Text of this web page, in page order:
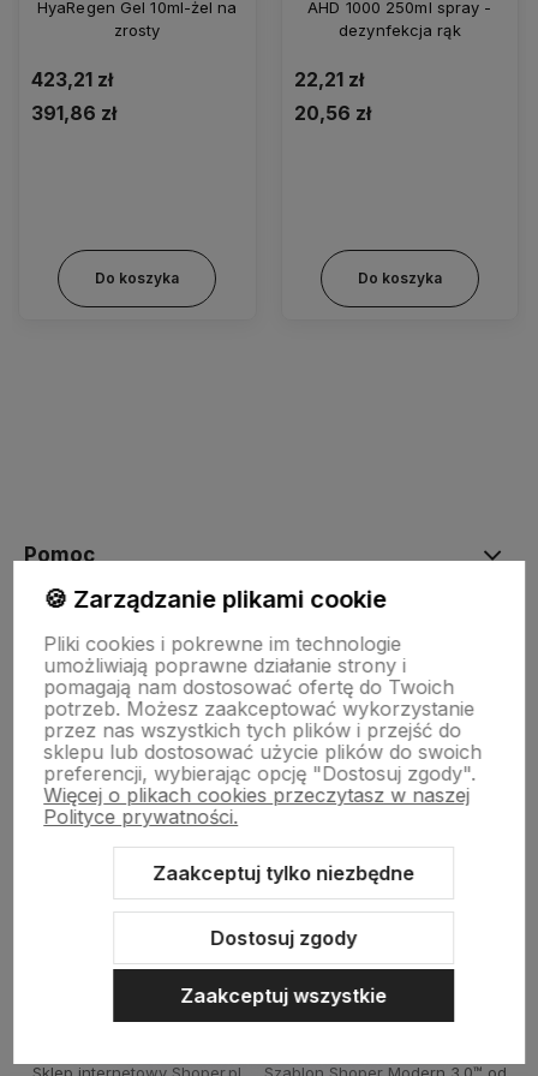
HyaRegen Gel 10ml-żel na
zrosty
423,21 zł
391,86 zł
Do koszyka
AHD 1000 250ml spray -
dezynfekcja rąk
22,21 zł
20,56 zł
Do koszyka
Pomoc
Moje konto
Płatności i dostawa
Informacje
🍪 Zarządzanie plikami cookie
Pliki cookies i pokrewne im technologie
umożliwiają poprawne działanie strony i
pomagają nam dostosować ofertę do Twoich
potrzeb. Możesz zaakceptować wykorzystanie
przez nas wszystkich tych plików i przejść do
sklepu lub dostosować użycie plików do swoich
preferencji, wybierając opcję "Dostosuj zgody".
Więcej o plikach cookies przeczytasz w naszej
Polityce prywatności.
Zaakceptuj tylko niezbędne
Dostosuj zgody
Zaakceptuj wszystkie